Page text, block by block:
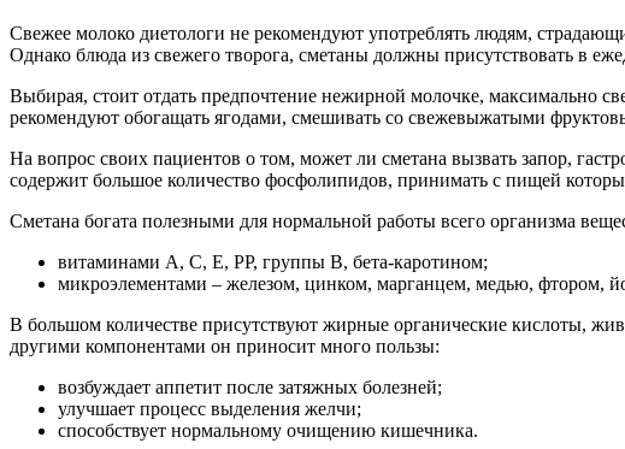
Свежее молоко диетологи не рекомендуют употреблять людям,
Однако блюда из свежего творога, сметаны должны присутствовать в
Выбирая, стоит отдать предпочтение нежирной молочке, максимально
рекомендуют обогащать ягодами, смешивать со свежевыжатыми
На вопрос своих пациентов о том, может ли сметана вызвать запор,
содержит большое количество фосфолипидов, принимать с пищей
Сметана богата полезными для нормальной работы всего организма
витаминами A, C, E, PP, группы B, бета-каротином;
микроэлементами – железом, цинком, марганцем, медью, фтором,
В большом количестве присутствуют жирные органические кислоты,
другими компонентами он приносит много пользы:
возбуждает аппетит после затяжных болезней;
улучшает процесс выделения желчи;
способствует нормальному очищению кишечника.